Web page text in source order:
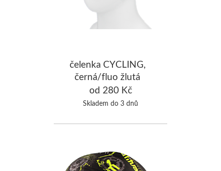
čelenka CYCLING,
černá/fluo žlutá
od 280 Kč
Skladem do 3 dnů